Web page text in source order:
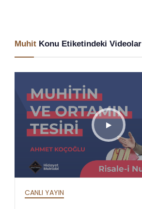
Muhit Konu Etiketindeki Videolar
CANLI YAYIN